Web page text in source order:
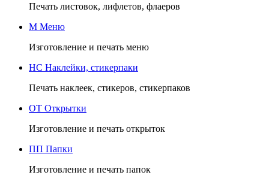
Печать листовок, лифлетов, флаеров
М Меню
Изготовление и печать меню
НС Наклейки, стикерпаки
Печать наклеек, стикеров, стикерпаков
ОТ Открытки
Изготовление и печать открыток
ПП Папки
Изготовление и печать папок